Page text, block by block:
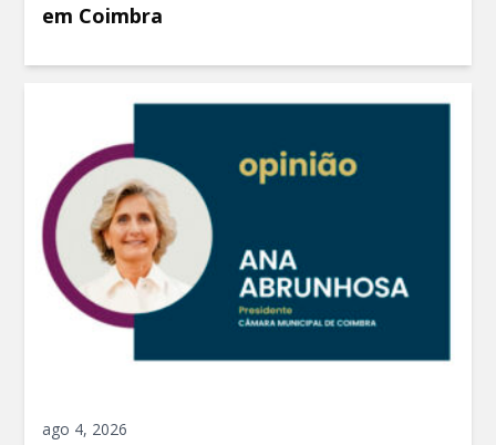
em Coimbra
ago 4, 2026